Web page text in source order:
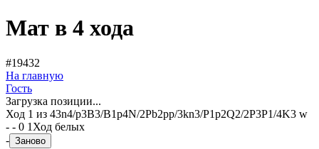
Мат в 4 хода
#19432
На главную
Гость
Загрузка позиции...
Ход 1 из 43n4/p3B3/B1p4N/2Pb2pp/3kn3/P1p2Q2/2P3P1/4K3 w
- - 0 1 Ход белых
- Заново